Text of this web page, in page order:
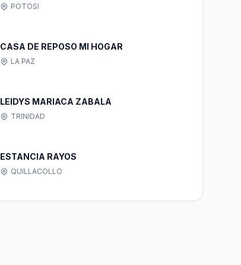
POTOSI
CASA DE REPOSO MI HOGAR
LA PAZ
LEIDYS MARIACA ZABALA
TRINIDAD
ESTANCIA RAYOS
QUILLACOLLO